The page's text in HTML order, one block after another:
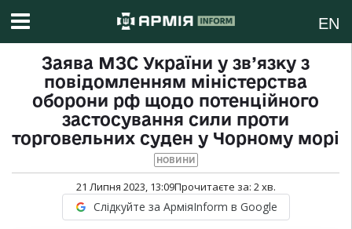
EN
Заява МЗС України у зв’язку з
повідомленням міністерства
оборони рф щодо потенційного
застосування сили проти
торговельних суден у Чорному морі
НОВИНИ
21 Липня 2023, 13:09Прочитаєте за: 2хв.
Слідкуйте за АрміяInform в Google